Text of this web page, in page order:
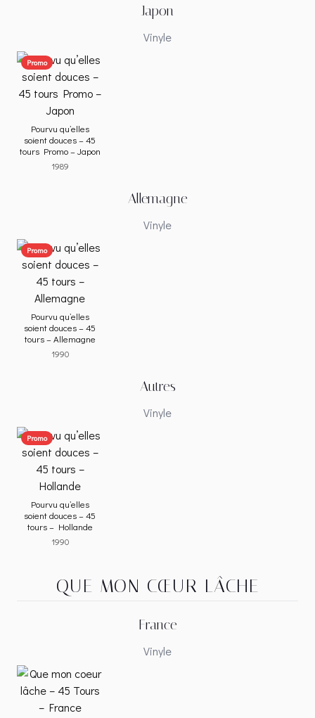
Japon
Vinyle
Promo
Pourvu qu’elles
soient douces – 45
tours Promo – Japon
1989
Allemagne
Vinyle
Promo
Pourvu qu’elles
soient douces – 45
tours – Allemagne
1990
Autres
Vinyle
Promo
Pourvu qu’elles
soient douces – 45
tours – Hollande
1990
QUE MON CŒUR LÂCHE
France
Vinyle